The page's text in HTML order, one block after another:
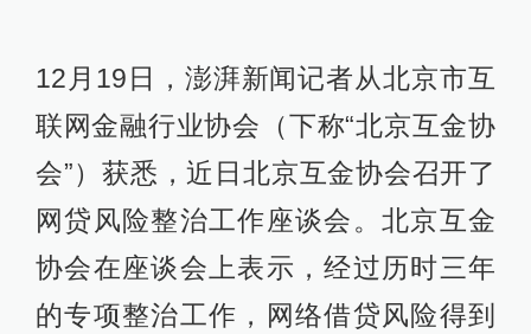
12月19日，澎湃新闻记者从北京市互
联网金融行业协会（下称“北京互金协
会”）获悉，近日北京互金协会召开了
网贷风险整治工作座谈会。北京互金
协会在座谈会上表示，经过历时三年
的专项整治工作，网络借贷风险得到